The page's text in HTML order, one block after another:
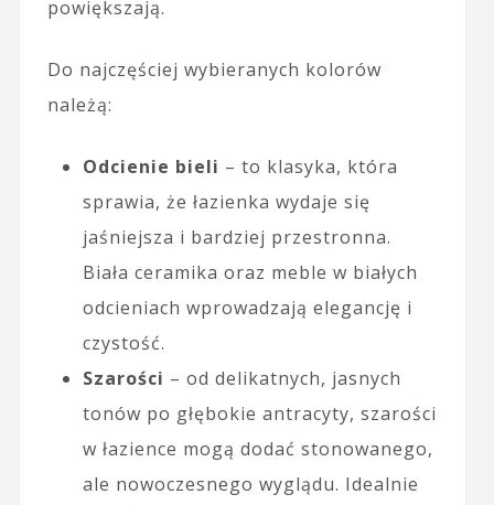
powiększają.
Do najczęściej wybieranych kolorów
należą:
Odcienie bieli – to klasyka, która
sprawia, że łazienka wydaje się
jaśniejsza i bardziej przestronna.
Biała ceramika oraz meble w białych
odcieniach wprowadzają elegancję i
czystość.
Szarości – od delikatnych, jasnych
tonów po głębokie antracyty, szarości
w łazience mogą dodać stonowanego,
ale nowoczesnego wyglądu. Idealnie